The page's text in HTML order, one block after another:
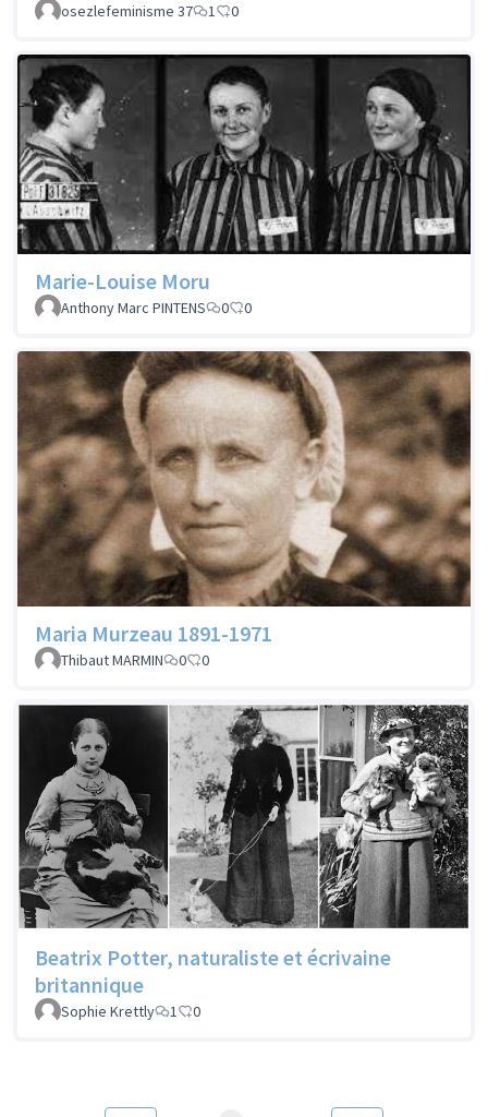
osezlefeminisme 37 1 0
Marie-Louise Moru
Anthony Marc PINTENS 0 0
Maria Murzeau 1891-1971
Thibaut MARMIN 0 0
Beatrix Potter, naturaliste et écrivaine
britannique
Sophie Krettly 1 0